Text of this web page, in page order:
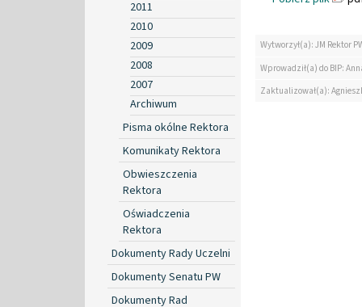
2011
2010
2009
2008
2007
Archiwum
Pisma okólne Rektora
Komunikaty Rektora
Obwieszczenia
Rektora
Oświadczenia
Rektora
Dokumenty Rady Uczelni
Dokumenty Senatu PW
Dokumenty Rad
Wytworzył(a): JM Rektor
Wprowadził(a) do BIP:
Zaktualizował(a):